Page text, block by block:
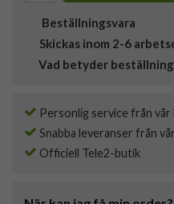
Beställningsvara
Skickas inom 2-6
Vad betyder
Personlig service från
Snabba leveranser från
Officiell Tele2-butik